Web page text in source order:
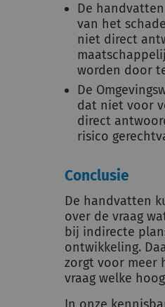
De
van het
niet direct
worden door
De
dat niet voor
direct
risico
Conclusie
De handvatten
over de vraag
bij indirecte
ontwikkeling.
zorgt voor meer
vraag welke